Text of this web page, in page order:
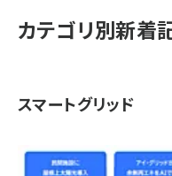
カテゴリ別新着
スマートグリッド